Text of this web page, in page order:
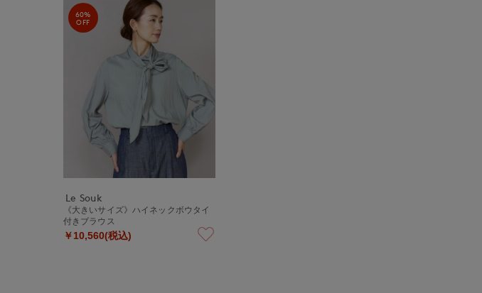
60%
OFF
Le Souk
《大きいサイズ》ハイネックボウタイ
付きブラウス
￥10,560(税込)